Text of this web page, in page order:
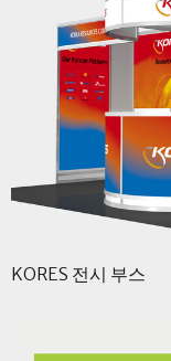
KORES 전시 부스